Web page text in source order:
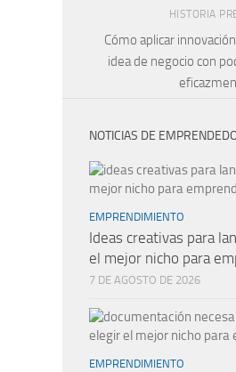
HISTORIA
Cómo aplicar
idea de negocio con
NOTICIAS DE
EMPRENDIMIENTO
Ideas creativas para
el mejor nicho para
7 DE AGOSTO DE 2026
EMPRENDIMIENTO